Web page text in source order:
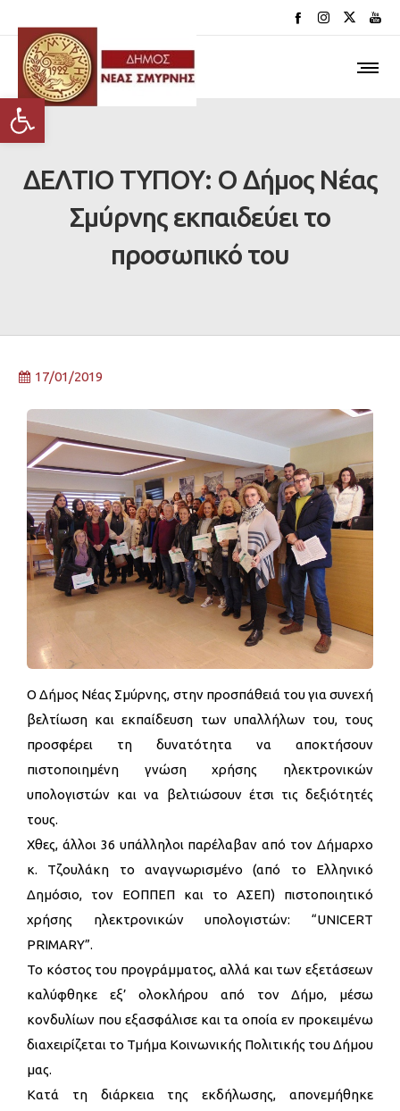
Ανοίξτε τη γραμμή εργαλείων
ΔΕΛΤΙΟ ΤΥΠΟΥ: Ο Δήμος Νέας
Σμύρνης εκπαιδεύει το
προσωπικό του
17/01/2019
Ο Δήμος Νέας Σμύρνης, στην προσπάθειά του για συνεχή
βελτίωση και εκπαίδευση των υπαλλήλων του, τους
προσφέρει τη δυνατότητα να αποκτήσουν
πιστοποιημένη γνώση χρήσης ηλεκτρονικών
υπολογιστών και να βελτιώσουν έτσι τις δεξιότητές
τους.
Χθες, άλλοι 36 υπάλληλοι παρέλαβαν από τον Δήμαρχο
κ. Τζουλάκη το αναγνωρισμένο (από το Ελληνικό
Δημόσιο, τον ΕΟΠΠΕΠ και το ΑΣΕΠ) πιστοποιητικό
χρήσης ηλεκτρονικών υπολογιστών: “UNICERT
PRIMARY”.
Το κόστος του προγράμματος, αλλά και των εξετάσεων
καλύφθηκε εξ’ ολοκλήρου από τον Δήμο, μέσω
κονδυλίων που εξασφάλισε και τα οποία εν προκειμένω
διαχειρίζεται το Τμήμα Κοινωνικής Πολιτικής του Δήμου
μας.
Κατά τη διάρκεια της εκδήλωσης, απονεμήθηκε